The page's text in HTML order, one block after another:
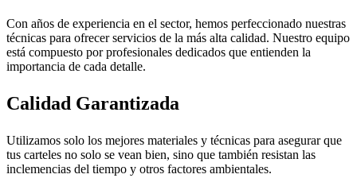
Con años de experiencia en el sector, hemos perfeccionado nuestras
técnicas para ofrecer servicios de la más alta calidad. Nuestro equipo
está compuesto por profesionales dedicados que entienden la
importancia de cada detalle.
Calidad Garantizada
Utilizamos solo los mejores materiales y técnicas para asegurar que
tus carteles no solo se vean bien, sino que también resistan las
inclemencias del tiempo y otros factores ambientales.